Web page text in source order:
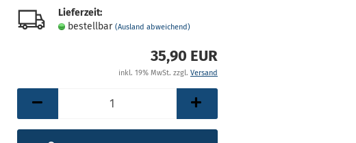
Lieferzeit:
bestellbar (Ausland abweichend)
35,90 EUR
inkl. 19% MwSt. zzgl. Versand